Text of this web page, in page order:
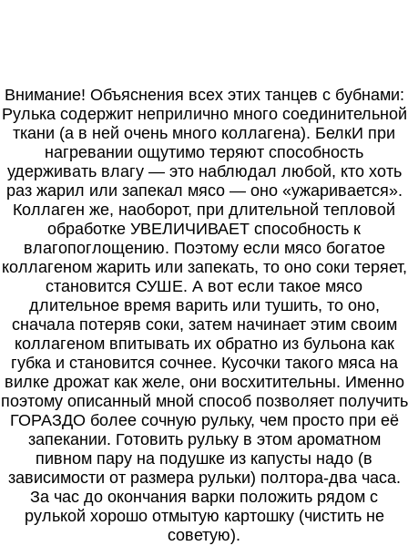
Внимание! Объяснения всех этих танцев с бубнами:
Рулька содержит неприлично много соединительной
ткани (а в ней очень много коллагена). БелкИ при
нагревании ощутимо теряют способность
удерживать влагу — это наблюдал любой, кто хоть
раз жарил или запекал мясо — оно «ужаривается».
Коллаген же, наоборот, при длительной тепловой
обработке УВЕЛИЧИВАЕТ способность к
влагопоглощению. Поэтому если мясо богатое
коллагеном жарить или запекать, то оно соки теряет,
становится СУШЕ. А вот если такое мясо
длительное время варить или тушить, то оно,
сначала потеряв соки, затем начинает этим своим
коллагеном впитывать их обратно из бульона как
губка и становится сочнее. Кусочки такого мяса на
вилке дрожат как желе, они восхитительны. Именно
поэтому описанный мной способ позволяет получить
ГОРАЗДО более сочную рульку, чем просто при её
запекании. Готовить рульку в этом ароматном
пивном пару на подушке из капусты надо (в
зависимости от размера рульки) полтора-два часа.
За час до окончания варки положить рядом с
рулькой хорошо отмытую картошку (чистить не
советую).